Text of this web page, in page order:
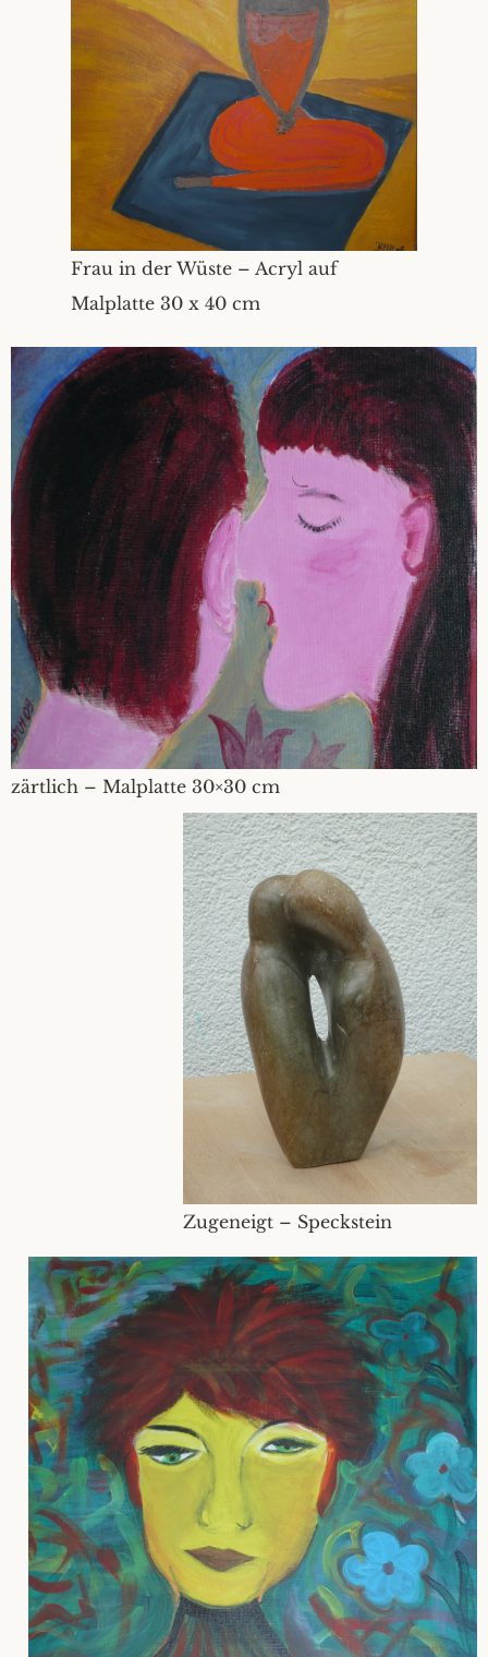
Frau in der Wüste – Acryl auf
Malplatte 30 x 40 cm
zärtlich – Malplatte 30×30 cm
Zugeneigt – Speckstein